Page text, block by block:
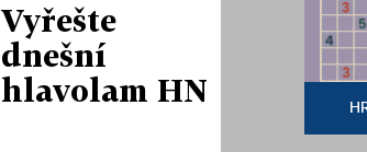
Vyřešte
dnešní
hlavolam HN